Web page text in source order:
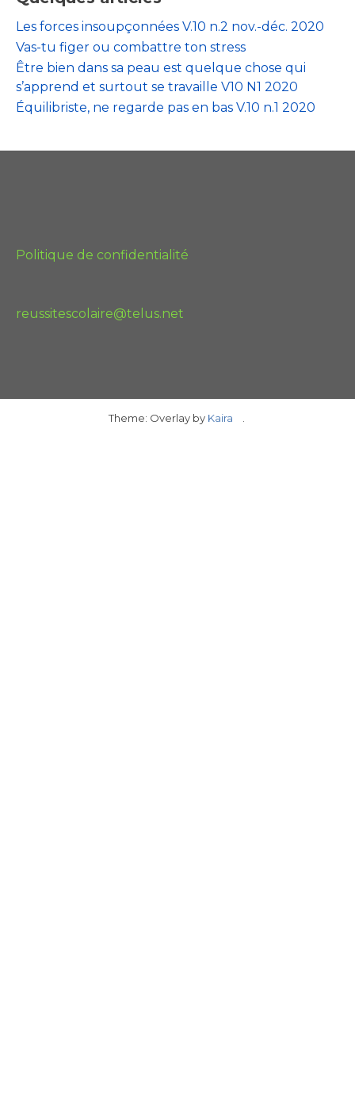
Les forces insoupçonnées V.10 n.2 nov.-déc. 2020
Vas-tu figer ou combattre ton stress
Être bien dans sa peau est quelque chose qui
s’apprend et surtout se travaille V10 N1 2020
Équilibriste, ne regarde pas en bas V.10 n.1 2020
Politique de confidentialité
reussitescolaire@telus.net
Theme: Overlay by Kaira